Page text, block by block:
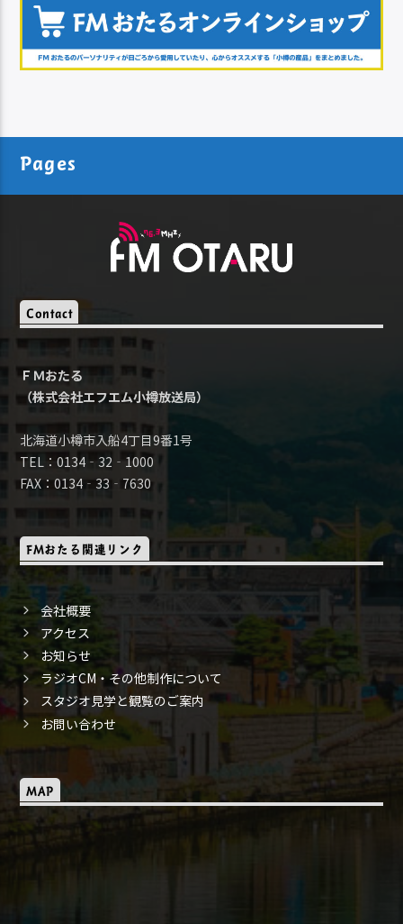
Pages
Contact
ＦＭおたる
（株式会社エフエム小樽放送局）
北海道小樽市入船4丁目9番1号
TEL：0134‐32‐1000
FAX：0134‐33‐7630
FMおたる関連リンク
会社概要
アクセス
お知らせ
ラジオCM・その他制作について
スタジオ見学と観覧のご案内
お問い合わせ
MAP